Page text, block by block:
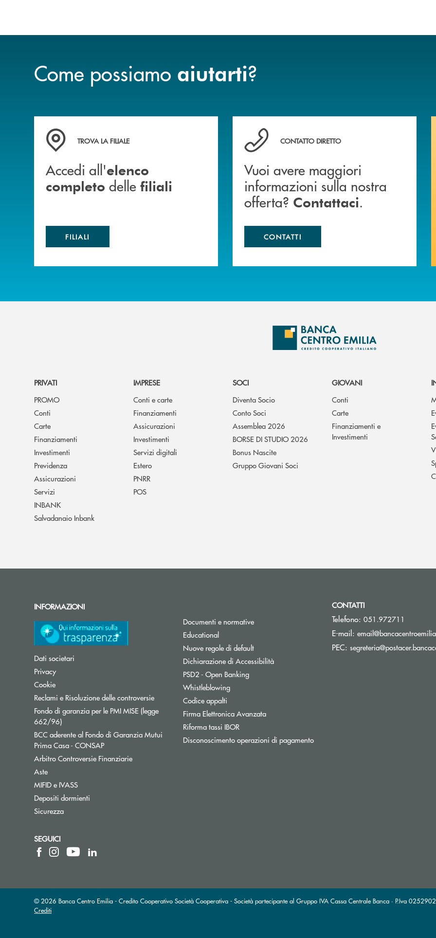
Come possiamo aiutarti?
Accedi all' elenco completo delle filiali
TROVA LA FILIALE
Accedi all'elenco
completo delle filiali
FILIALI
Vuoi avere maggiori informazioni sulla nostra
CONTATTO DIRETTO
Vuoi avere maggiori
informazioni sulla nostra
offerta? Contattaci.
CONTATTI
PRIVATI
PROMO
Conti
Carte
Finanziamenti
Investimenti
Previdenza
Assicurazioni
Servizi
INBANK
Salvadanaio Inbank
IMPRESE
Conti e carte
Finanziamenti
Assicurazioni
Investimenti
Servizi digitali
Estero
PNRR
POS
SOCI
Diventa Socio
Conto Soci
Assemblea 2026
BORSE DI STUDIO 2026
Bonus Nascite
Gruppo Giovani Soci
GIOVANI
Conti
Carte
Finanziamenti e
Investimenti
INFORMAZIONI
Dati societari
Privacy
Cookie
Reclami e Risoluzione delle controversie
Fondo di garanzia per le PMI MISE (legge
662/96)Apre una nuova finestra
BCC aderente al Fondo di Garanzia Mutui
Prima Casa - CONSAPApre una nuova finestra
Arbitro Controversie FinanziarieApre una nuova finestra
Aste
MIFID e IVASS
Depositi dormienti
Sicurezza
Documenti e normative
Educational
Nuove regole di default
Dichiarazione di Accessibilità
PSD2 - Open Banking
Whistleblowing
Codice appalti
Firma Elettronica Avanzata
Riforma tassi IBOR
Disconoscimento operazioni di pagamento
CONTATTI
Telefono: 051.972711
E-mail:
PEC:
SEGUICI
© 2026 Banca Centro Emilia - Credito Cooperativo Società Cooperativa - Società partecipante al Gruppo IVA Cassa Centrale Banca · P.Iva
Crediti